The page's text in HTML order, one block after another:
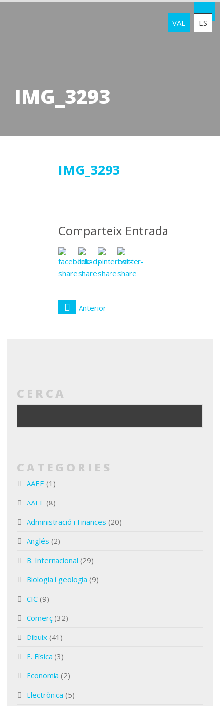
VAL ES
IMG_3293
IMG_3293
Comparteix Entrada
Anterior
CERCA
CATEGORIES
AAEE (1)
AAEE (8)
Administració i Finances (20)
Anglés (2)
B. Internacional (29)
Biologia i geologia (9)
CIC (9)
Comerç (32)
Dibuix (41)
E. Física (3)
Economia (2)
Electrònica (5)